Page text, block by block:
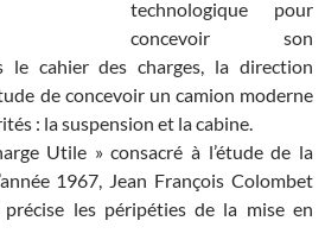
technologique pour
concevoir son
le cahier des charges, la direction
de concevoir un camion moderne
: la suspension et la cabine.
Utile » consacré à l’étude de la
1967, Jean François Colombet
les péripéties de la mise en